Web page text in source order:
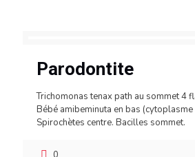
Parodontite
Trichomonas tenax path au sommet 4
Bébé amibeminuta en bas (cytoplasme
Spirochètes centre. Bacilles sommet.